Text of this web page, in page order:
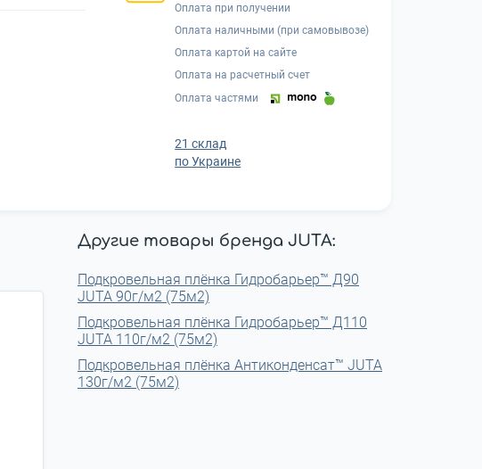
Оплата при получении
Оплата наличными (при самовывозе)
Оплата картой на сайте
Оплата на расчетный счет
Оплата частями
21 склад
по Украине
Другие товары бренда JUTA:
Подкровельная плёнка Гидробарьер™ Д90
JUTA 90г/м2 (75м2)
Подкровельная плёнка Гидробарьер™ Д110
JUTA 110г/м2 (75м2)
Подкровельная плёнка Антиконденсат™ JUTA
130г/м2 (75м2)